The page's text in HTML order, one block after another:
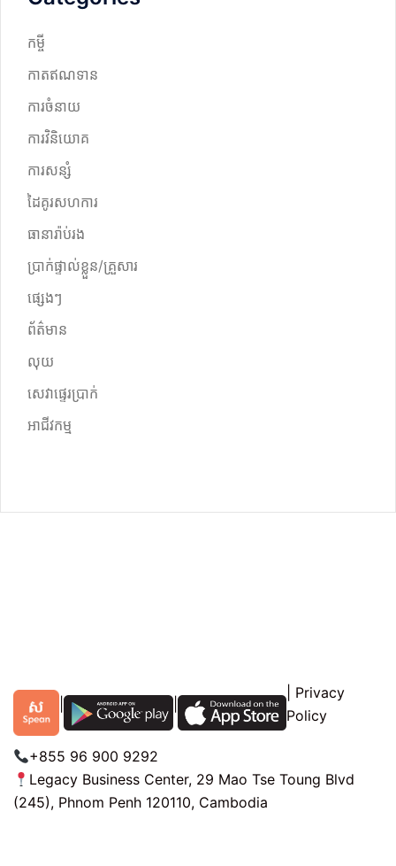
កម្ចី
កាតឥណទាន
ការចំនាយ
ការវិនិយោគ
ការសន្សំ
ដៃគូរសហការ
ធានារ៉ាប់រង
ប្រាក់ផ្ទាល់ខ្លួន/គ្រួសារ
ផ្សេងៗ
ព័ត៌មាន
លុយ
សេវាផ្ទេរប្រាក់
អាជីវកម្ម
| |
Privacy
Policy
+855 96 900 9292
Legacy Business Center, 29 Mao Tse Toung Blvd
(245), Phnom Penh 120110, Cambodia